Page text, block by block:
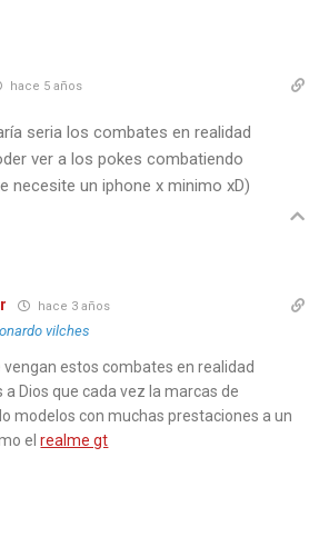
hace 5 años
seria los combates en realidad
ver a los pokes combatiendo
necesite un iphone x minimo xD)
hace 3 años
vilches
vengan estos combates en realidad
Dios que cada vez la marcas de
modelos con muchas prestaciones a un
elrealme gt